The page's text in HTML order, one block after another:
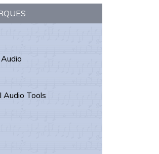
Audio Tools